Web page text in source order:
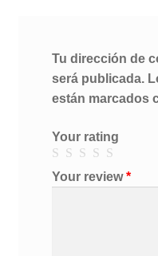
Tu dirección de
será publicada.
están marcados
Your rating
Your review*